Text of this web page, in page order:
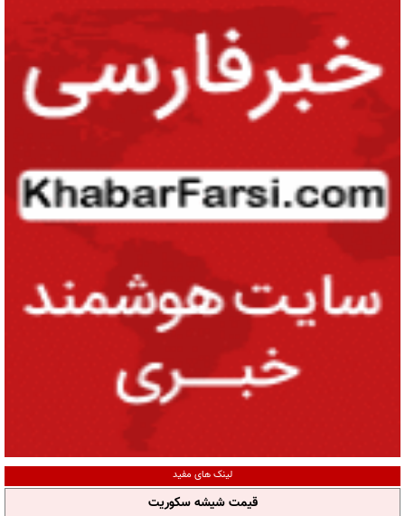
لینک های مفید
قیمت شیشه سکوریت